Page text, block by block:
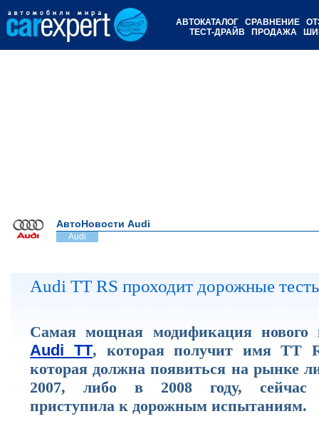
АВТОКАТАЛОГ СРАВНЕНИЕ
ТЕСТ-ДРАЙВ
ПРОДАЖА
АвтоНовости Audi
Audi
Audi TT RS проходит дорожные
Самая мощная модификация нового
Audi TT, которая получит имя TT
которая должна появиться на рынке
2007, либо в 2008 году, сейчас
приступила к дорожным испытаниям.